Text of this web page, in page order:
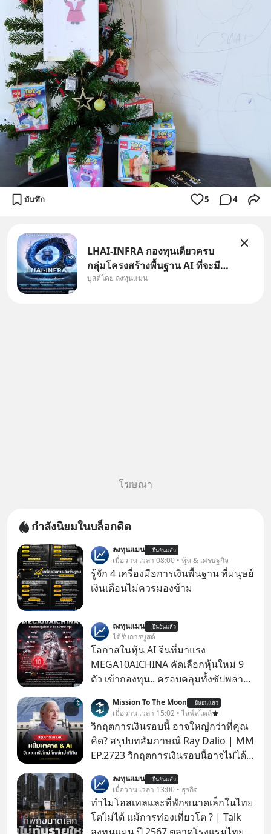
บันทึก 5 4
LHAI-INFRA กองทุนเดียวครบ
กลุ่มโครงสร้างพื้นฐาน AI ที่จะมี
งบลงทุนครั้งใหญ่ในประวัติศาสตร์
บูสต์โดย ลงทุนแมน
โฆษณา
กำลังนิยมในบล็อกดิต
ลงทุนแมน ยืนยันแล้ว
เมื่อวาน เวลา 08:00 • หุ้น & เศรษฐกิจ
รู้จัก 4 เครื่องมือการเงินพื้นฐาน ที่มนุษย์
เงินเดือนไม่ควรมองข้าม
ลงทุนแมน ยืนยันแล้ว
ได้รับการบูสต์
โอกาสในหุ้น AI จีนที่มาแรง
MEGA10AICHINA คัดเลือกหุ้นใหม่ 9
ตัว เข้ากองทุน.. ครอบคลุมทั้งซัปพลาย
โปรโมชัน ลด 50% ค่าธรรมเนียมซื้อ |
ยอด 2 ล้านบาทขึ้นไป ฟรีค่าธรรมเนียม
ซื้อ
Mission To The Moon ยืนยันแล้ว
เมื่อวาน เวลา 15:02 • ไลฟ์สไตล์
วิกฤตการเงินรอบนี้ อาจใหญ่กว่าที่คุณ
คิด? สรุปบทสัมภาษณ์ Ray Dalio | MM
EP.2723 วิกฤตการเงินรอบนี้อาจไม่ได้
Dalio ชายผู้เคยทำนายวิกฤตเศรษฐกิจ
มาแล้วหลายต่อหลายครั้ง ออกมาส่ง
สัญญาณเตือนระเบิดเวลาลูกใหม่ที่
กำลังก่อตัวขึ้น จาก "ระเบิดหนี้สิน
ลงทุนแมน ยืนยันแล้ว
เมื่อวาน เวลา 13:00 • ธุรกิจ
ทำไมโฮสเทลและที่พักขนาดเล็กในไทย
โตไม่ได้ แม้การท่องเที่ยวโต ? | Talk